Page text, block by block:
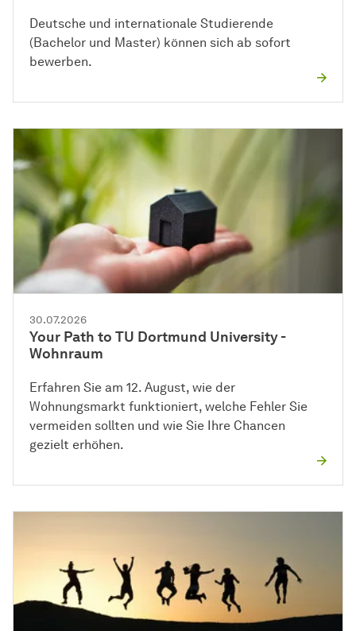
Deutsche und internationale Studierende
(Bachelor und Master) können sich ab sofort
bewerben.
30.07.2026
Your Path to TU Dortmund University -
Wohnraum
Erfahren Sie am 12. August, wie der
Wohnungsmarkt funktioniert, welche Fehler Sie
vermeiden sollten und wie Sie Ihre Chancen
gezielt erhöhen.